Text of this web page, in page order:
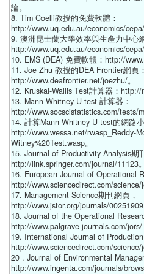
論。
8. Tim Coelli教授的免費軟體：
http://www.uq.edu.au/economics/cepa/
9. 澳洲昆士蘭大學效率與生產力中心
http://www.uq.edu.au/economics/cepa/
10. EMS (DEA) 免費軟體：http://
11. Joe Zhu 教授的DEA Frontier網頁：
http://www.deafrontier.net/joezhu/。
12. Kruskal-Wallis Test計算器：
13. Mann-Whitney U test 計算器：
http://www.socscistatistics.com/tests/
14. 計算Mann-Whitney U test的網路
http://www.wessa.net/rwasp_Reddy-
Witney%20Test.wasp。
15. Journal of Productivity Analysis期
http://link.springer.com/journal/11123。
16. European Journal of Operational
http://www.sciencedirect.com/science/
17. Management Science期刊網頁，
http://www.jstor.org/journals/
18. Journal of the Operational
http://www.palgrave-journals.com/jors/
19. International Journal of
http://www.sciencedirect.com/science/
20 . Journal of Environmental
http://www.ingenta.com/journals/